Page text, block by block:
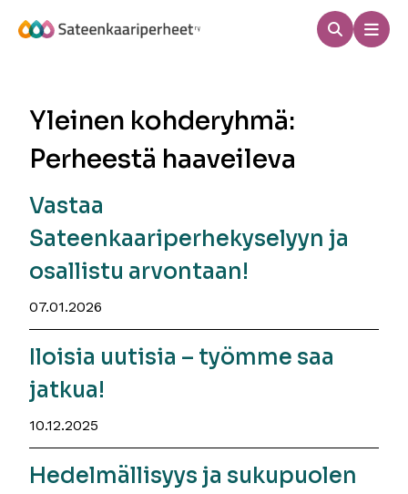
sisältöön
Haku
Yleinen kohderyhmä:
Perheestä haaveileva
Vastaa
Sateenkaariperhekyselyyn ja
osallistu arvontaan!
07.01.2026
Iloisia uutisia – työmme saa
jatkua!
10.12.2025
Hedelmällisyys ja sukupuolen